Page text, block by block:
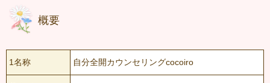
概要
1名称 自分全開カウンセリングcocoiro